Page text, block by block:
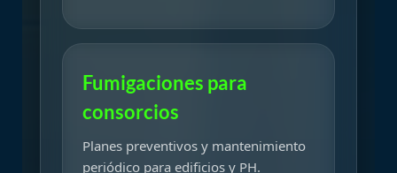
Fumigaciones para
consorcios
Planes preventivos y mantenimiento
periódico para edificios y PH.